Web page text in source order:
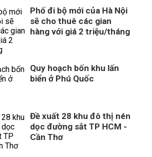
Phố đi bộ mới của Hà Nội
sẽ cho thuê các gian
hàng với giá 2 triệu/tháng
Quy hoạch bốn khu lấn
biển ở Phú Quốc
Đề xuất 28 khu đô thị nén
dọc đường sắt TP HCM -
Cần Thơ